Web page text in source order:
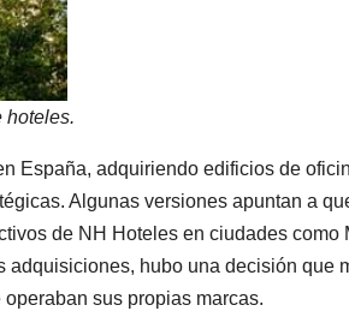
hoteles.
España, adquiriendo edificios de
Algunas versiones apuntan a
de NH Hoteles en ciudades como
hubo una decisión que
sus propias marcas.